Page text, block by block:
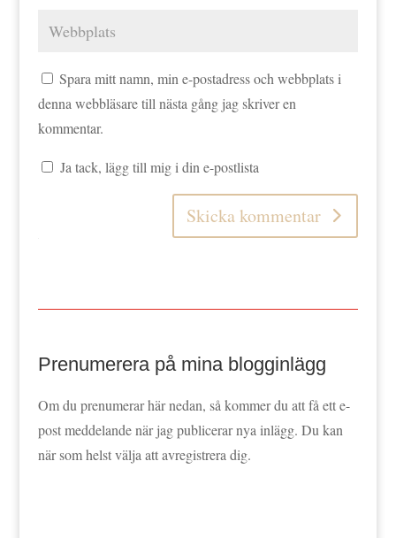
Spara mitt namn, min e-postadress och webbplats i
denna webbläsare till nästa gång jag skriver en
kommentar.
Ja tack, lägg till mig i din e-postlista
Skicka kommentar
Prenumerera på mina blogginlägg
Om du prenumerar här nedan, så kommer du att få ett e-
post meddelande när jag publicerar nya inlägg. Du kan
när som helst välja att avregistrera dig.